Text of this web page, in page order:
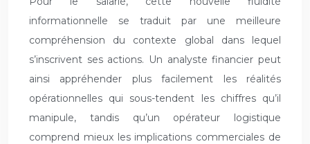
informationnelle se traduit par une meilleure
compréhension du contexte global dans lequel
s’inscrivent ses actions. Un analyste financier peut
ainsi appréhender plus facilement les réalités
opérationnelles qui sous-tendent les chiffres qu’il
manipule, tandis qu’un opérateur logistique
comprend mieux les implications commerciales de